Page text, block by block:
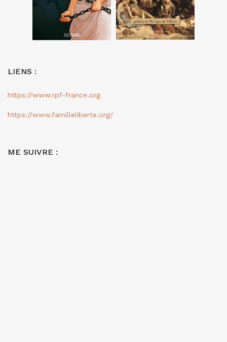
LIENS :
https://www.rpf-france.org
https://www.familleliberte.org/
ME SUIVRE :